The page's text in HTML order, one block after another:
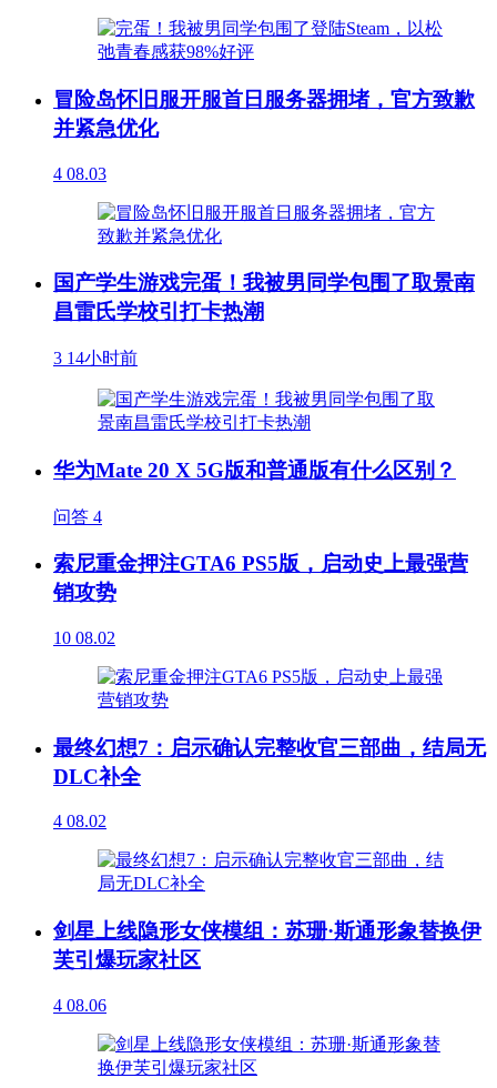
冒险岛怀旧服开服首日服务器拥堵，官方致歉
并紧急优化
4 08.03
国产学生游戏完蛋！我被男同学包围了取景南
昌雷氏学校引打卡热潮
3 14小时前
华为Mate 20 X 5G版和普通版有什么区别？
问答 4
索尼重金押注GTA6 PS5版，启动史上最强营
销攻势
10 08.02
最终幻想7：启示确认完整收官三部曲，结局无
DLC补全
4 08.02
剑星上线隐形女侠模组：苏珊·斯通形象替换伊
芙引爆玩家社区
4 08.06